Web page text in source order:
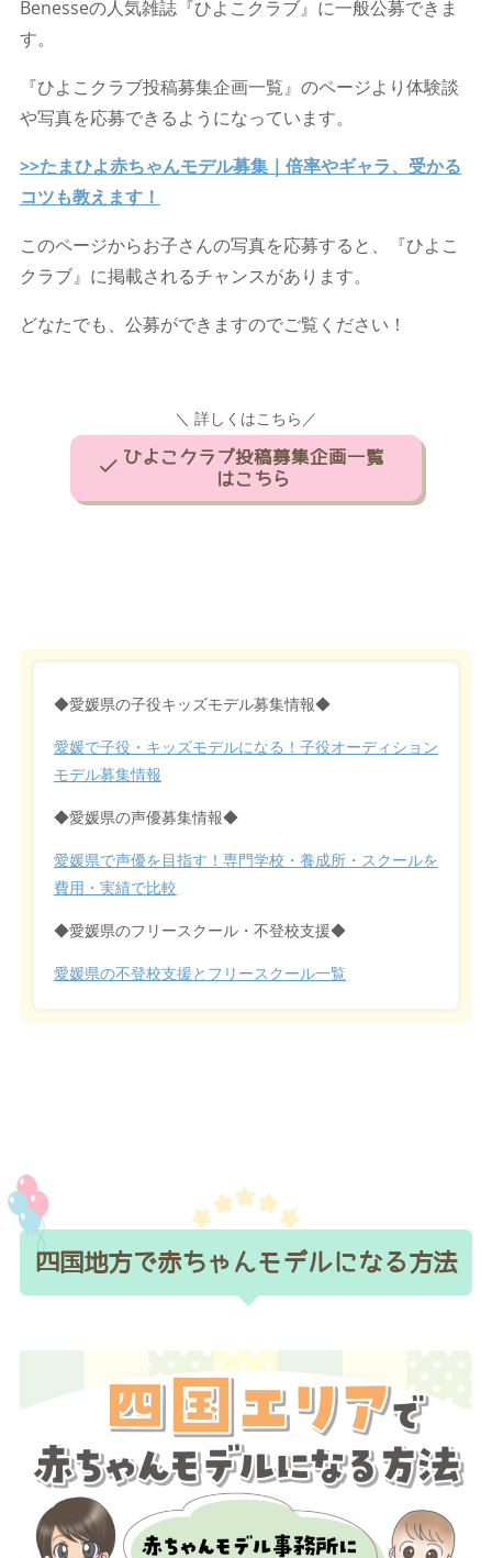
Benesseの人気雑誌『ひよこクラブ』に一般公募できま
す。
『ひよこクラブ投稿募集企画一覧』のページより体験談
や写真を応募できるようになっています。
>>たまひよ赤ちゃんモデル募集｜倍率やギャラ、受かる
コツも教えます！
このページからお子さんの写真を応募すると、『ひよこ
クラブ』に掲載されるチャンスがあります。
どなたでも、公募ができますのでご覧ください！
＼ 詳しくはこちら／
ひよこクラブ投稿募集企画一覧
はこちら
◆愛媛県の子役キッズモデル募集情報◆
愛媛で子役・キッズモデルになる！子役オーディション
モデル募集情報
◆愛媛県の声優募集情報◆
愛媛県で声優を目指す！専門学校・養成所・スクールを
費用・実績で比較
◆愛媛県のフリースクール・不登校支援◆
愛媛県の不登校支援とフリースクール一覧
四国地方で赤ちゃんモデルになる方法